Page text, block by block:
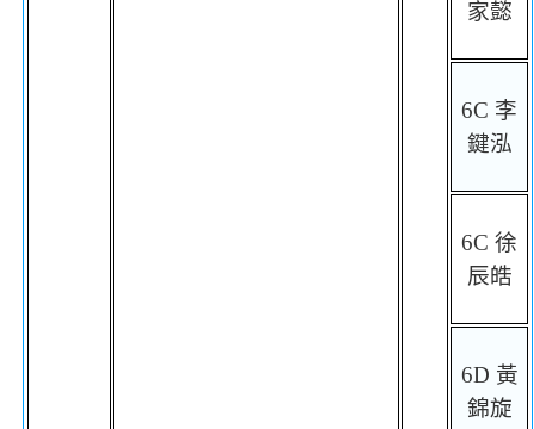
家懿
6C 李
鍵泓
6C 徐
辰皓
6D 黃
錦旋